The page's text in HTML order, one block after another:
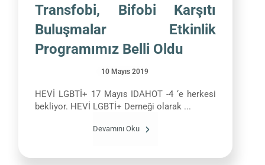
Transfobi, Bifobi Karşıtı
Buluşmalar Etkinlik
Programımız Belli Oldu
10 Mayıs 2019
HEVİ LGBTİ+ 17 Mayıs IDAHOT -4 ‘e herkesi
bekliyor. HEVİ LGBTİ+ Derneği olarak ...
Devamını Oku